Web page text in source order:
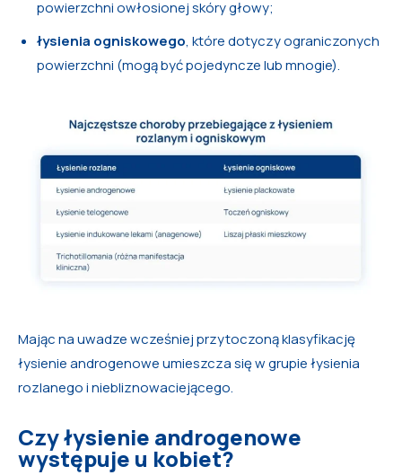
powierzchni owłosionej skóry głowy;
łysienia ogniskowego, które dotyczy ograniczonych
powierzchni (mogą być pojedyncze lub mnogie).
Mając na uwadze wcześniej przytoczoną klasyfikację
łysienie androgenowe umieszcza się w grupie łysienia
rozlanego i niebliznowaciejącego.
Czy łysienie androgenowe
występuje u kobiet?